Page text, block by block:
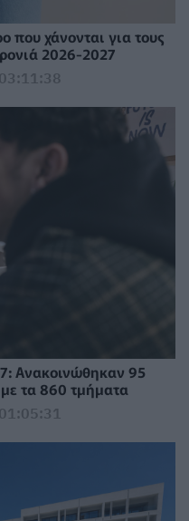
που χάνονται για τους
2026-2027
Ανακοινώθηκαν 95
με τα 860 τμήματα